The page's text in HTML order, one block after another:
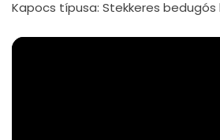
Kapocs típusa: Stekkeres bedugós